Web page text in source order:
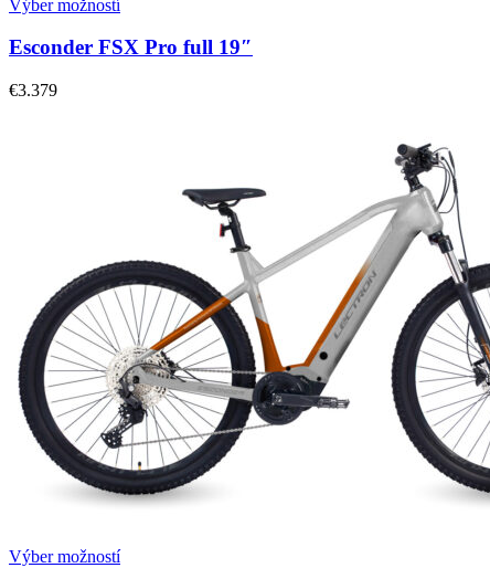
Výber možností
Esconder FSX Pro full 19″
€3.379
Výber možností